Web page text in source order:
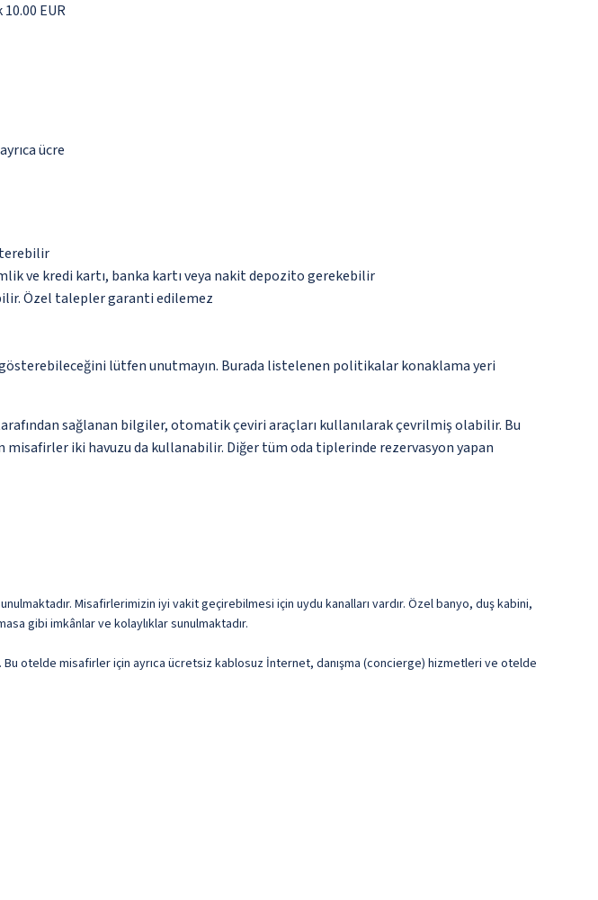
EUR
ücre
ve kredi kartı, banka kartı veya nakit depozito gerekebilir
Özel talepler garanti edilemez
lütfen unutmayın. Burada listelenen politikalar konaklama yeri
sağlanan bilgiler, otomatik çeviri araçları kullanılarak çevrilmiş olabilir. Bu
misafirler iki havuzu da kullanabilir. Diğer tüm oda tiplerinde rezervasyon yapan
Misafirlerimizin iyi vakit geçirebilmesi için uydu kanalları vardır. Özel banyo, duş kabini,
gibi imkânlar ve kolaylıklar sunulmaktadır.
Bu otelde misafirler için ayrıca ücretsiz kablosuz İnternet, danışma (concierge) hizmetleri ve otelde